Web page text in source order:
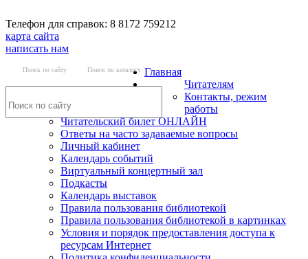
Телефон для справок: 8 8172 759212
карта сайта
написать нам
Поиск по сайту Поиск по каталогу Главная
Читателям
Контакты, режим
работы
Читательский билет ОНЛАЙН
Ответы на часто задаваемые вопросы
Личный кабинет
Календарь событий
Виртуальный концертный зал
Подкасты
Календарь выставок
Правила пользования библиотекой
Правила пользования библиотекой в картинках
Условия и порядок предоставления доступа к
ресурсам Интернет